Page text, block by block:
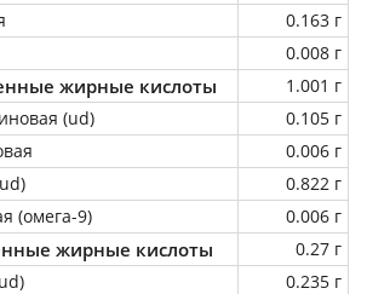
0.163 г
0.008 г
жирные кислоты
1.001 г
(ud)
0.105 г
0.006 г
0.822 г
(омега-9)
0.006 г
жирные кислоты
0.27 г
0.235 г